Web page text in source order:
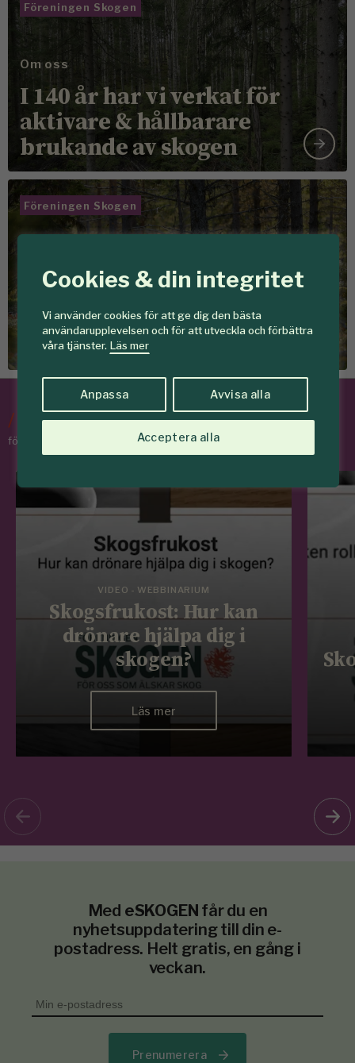
Cookies & din integritet
Vi använder cookies för att ge dig den bästa
användarupplevelsen och för att utveckla och förbättra
våra tjänster. Läs mer
Anpassa Avvisa alla
Acceptera alla
Föreningen Skogen
Om oss
I 140 år har vi verkat för
aktivare & hållbarare
brukande av skogen
Föreningen Skogen
Det här vill vi
Tillsammans skapar vi
skogar som ger mer
/Tips & Råd
för skogens medlemmar
VIDEO - WEBBINARIUM
Skogsfrukost: Hur kan
drönare hjälpa dig i
skogen?
Läs mer
Med eSKOGEN får du en
nyhetsuppdatering till din e-
postadress. Helt gratis, en gång i
veckan.
Prenumerera